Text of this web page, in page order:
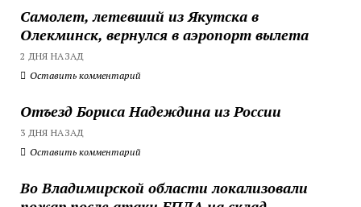
Самолет, летевший из Якутска в
Олекминск, вернулся в аэропорт вылета
2 ДНЯ НАЗАД
Оставить комментарий
Отъезд Бориса Надеждина из России
3 ДНЯ НАЗАД
Оставить комментарий
Во Владимирской области локализовали